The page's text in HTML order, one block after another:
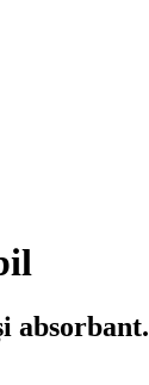
absorbant.